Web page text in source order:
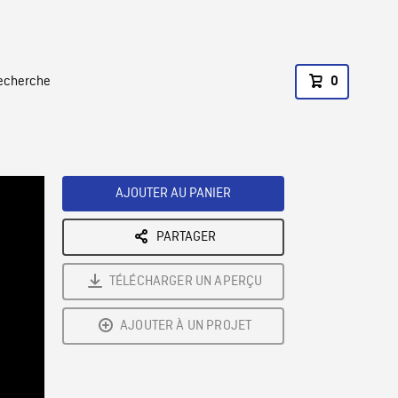
0
AJOUTER AU PANIER
PARTAGER
TÉLÉCHARGER UN APERÇU
AJOUTER À UN PROJET